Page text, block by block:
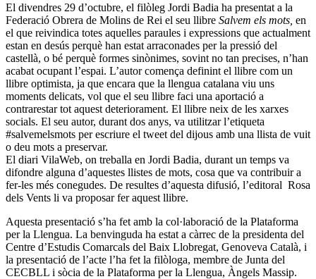
El divendres 29 d’octubre, el filòleg Jordi Badia ha presentat a la
Federació Obrera de Molins de Rei el seu llibre Salvem els mots, en
el que reivindica totes aquelles paraules i expressions que actualment
estan en desús perquè han estat arraconades per la pressió del
castellà, o bé perquè formes sinònimes, sovint no tan precises, n’han
acabat ocupant l’espai. L’autor comença definint el llibre com un
llibre optimista, ja que encara que la llengua catalana viu uns
moments delicats, vol que el seu llibre faci una aportació a
contrarestar tot aquest deteriorament. El llibre neix de les xarxes
socials. El seu autor, durant dos anys, va utilitzar l’etiqueta
#salvemelsmots per escriure el tweet del dijous amb una llista de vuit
o deu mots a preservar.
El diari VilaWeb, on treballa en Jordi Badia, durant un temps va
difondre alguna d’aquestes llistes de mots, cosa que va contribuir a
fer-les més conegudes. De resultes d’aquesta difusió, l’editoral Rosa
dels Vents li va proposar fer aquest llibre.
Aquesta presentació s’ha fet amb la col·laboració de la Plataforma
per la Llengua. La benvinguda ha estat a càrrec de la presidenta del
Centre d’Estudis Comarcals del Baix Llobregat, Genoveva Català, i
la presentació de l’acte l’ha fet la filòloga, membre de Junta del
CECBLL i sòcia de la Plataforma per la Llengua, Àngels Massip.